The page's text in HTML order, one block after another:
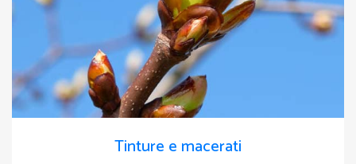
Tinture e macerati